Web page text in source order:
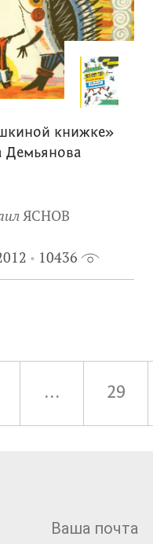
книжке»
Демьянова
ЯСНОВ
10436
... 29